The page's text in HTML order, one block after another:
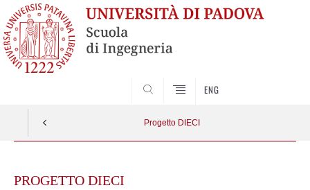
ENG
Progetto DIECI
contentPROGETTO DIECI